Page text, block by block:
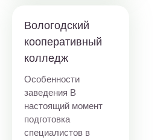
Вологодский
кооперативный
колледж
Особенности
заведения В
настоящий момент
подготовка
специалистов в